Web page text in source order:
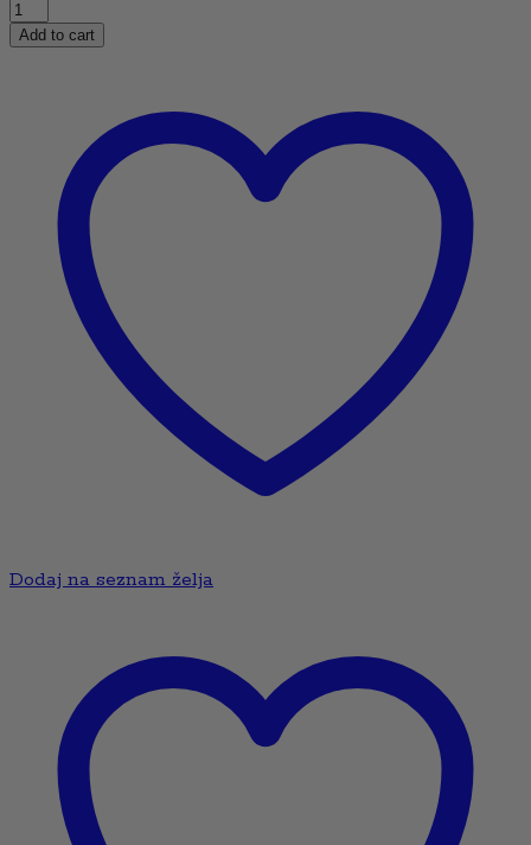
Add to cart
Dodaj na seznam želja